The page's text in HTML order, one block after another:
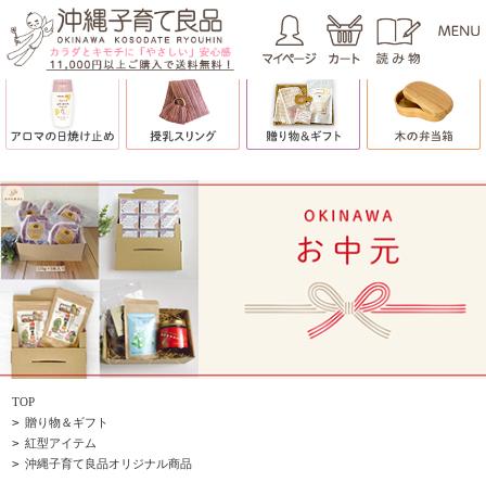
TOP
> 贈り物＆ギフト
> 紅型アイテム
> 沖縄子育て良品オリジナル商品